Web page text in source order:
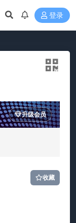
登录
升级会员
收藏